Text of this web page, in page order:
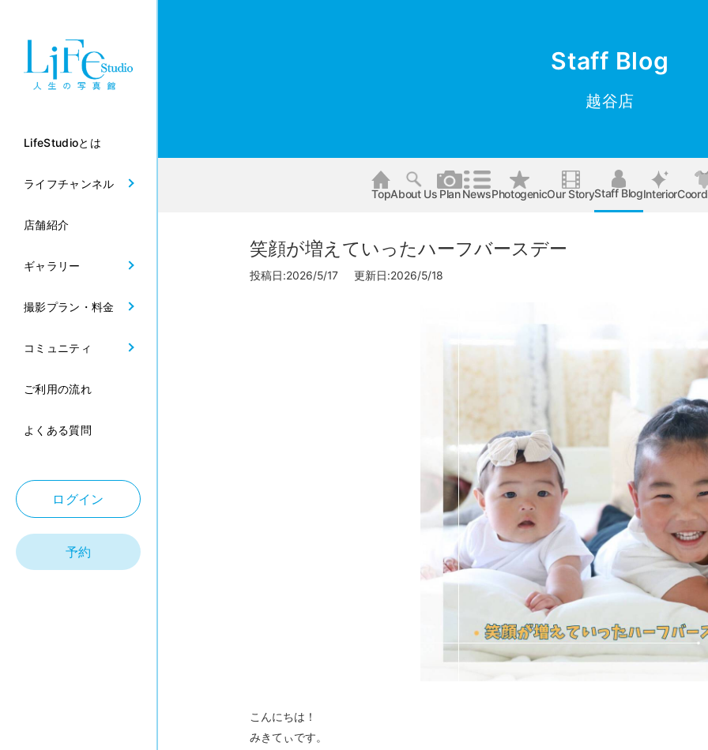
LifeStudioとは
ライフチャンネル
店舗紹介
ギャラリー
撮影プラン・料金
コミュニティ
ご利用の流れ
よくある質問
ログイン
予約
Staff Blog
越谷店
TopAbout Us PlanNewsPhotogenicOur StoryStaff BlogInterior
笑顔が増えていったハーフバースデー
投稿日:2026/5/17 更新日:2026/5/18
こんにちは！
みきてぃです。